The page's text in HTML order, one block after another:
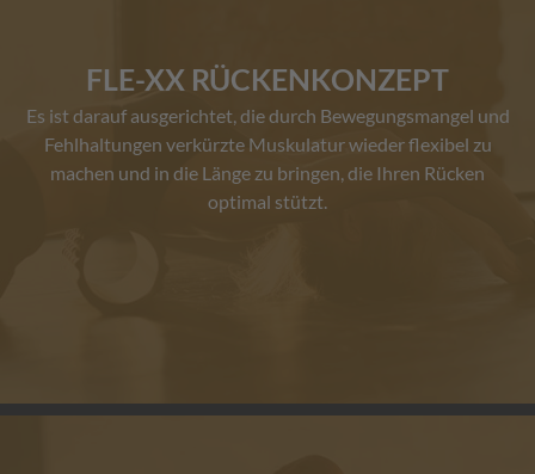
FLE-XX RÜCKENKONZEPT
Es ist darauf ausgerichtet, die durch Bewegungsmangel und
Fehlhaltungen verkürzte Muskulatur wieder flexibel zu
machen und in die Länge zu bringen, die Ihren Rücken
optimal stützt.